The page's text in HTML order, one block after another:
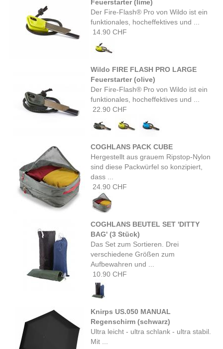
Feuerstarter (lime)
Der Fire-Flash® Pro von Wildo ist ein
funktionales, hocheffektives und ...
14.90 CHF
Wildo FIRE FLASH PRO LARGE
Feuerstarter (olive)
Der Fire-Flash® Pro von Wildo ist ein
funktionales, hocheffektives und ...
22.90 CHF
COGHLANS PACK CUBE
Hergestellt aus grauem Ripstop-Nylon
sind diese Packwürfel so konzipiert,
dass ...
24.90 CHF
COGHLANS BEUTEL SET 'DITTY
BAG' (3 Stück)
Das Set zum Sortieren. Drei
verschiedene Größen zum
Aufbewahren und ...
10.90 CHF
Knirps US.050 MANUAL
Regenschirm (schwarz)
Ultra leicht - ultra schlank - ultra stabil.
Mit ...